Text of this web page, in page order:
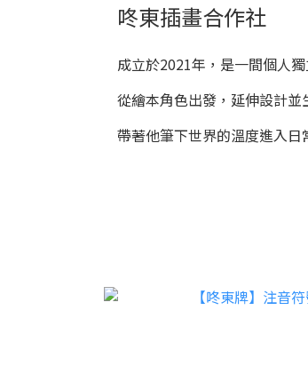
咚東插畫合作社
成立於2021年，是一間個人
從繪本角色出發，延伸設計
帶著他筆下世界的溫度進入日